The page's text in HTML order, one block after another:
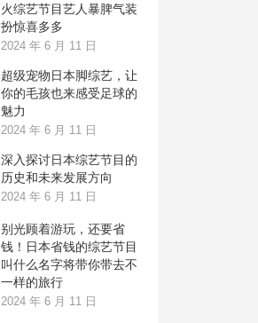
火综艺节目艺人暴脾气装
扮惊喜多多
2024 年 6 月 11 日
超级宠物日本脚综艺，让
你的毛孩也来感受足球的
魅力
2024 年 6 月 11 日
深入探讨日本综艺节目的
历史和未来发展方向
2024 年 6 月 11 日
别光顾着游玩，还要省
钱！日本省钱的综艺节目
叫什么名字将带你带去不
一样的旅行
2024 年 6 月 11 日